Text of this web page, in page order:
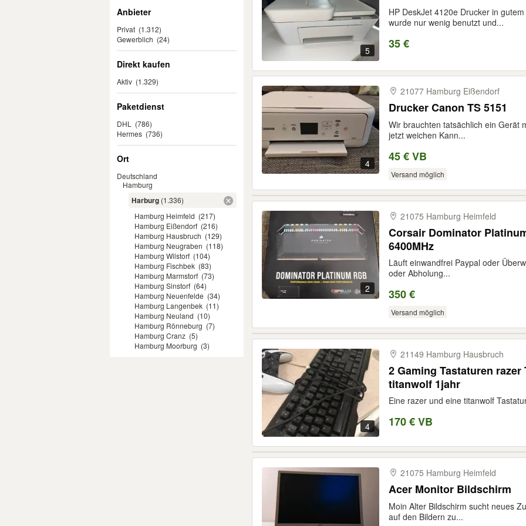
Anbieter
Privat (1.312)
Gewerblich (24)
Direkt kaufen
Aktiv (1.329)
Paketdienst
DHL
(786)
Hermes (736)
Ort
Deutschland
Hamburg
Harburg (1.336)
Hamburg Heimfeld (217)
Hamburg Eißendorf (216)
Hamburg Hausbruch (129)
Hamburg Neugraben (118)
Hamburg Wilstorf (104)
Hamburg Fischbek (83)
Hamburg Marmstorf (73)
Hamburg Sinstorf (64)
Hamburg Neuenfelde (34)
Hamburg Langenbek (11)
Hamburg Neuland (10)
Hamburg Rönneburg (7)
Hamburg Cranz (5)
Hamburg Moorburg (3)
5
HP DeskJet 4120e Drucker in
wurde nur wenig benutzt und...
35 €
4
21077 Hamburg Eißendorf
Drucker Canon TS 5151
Wir brauchten tatsächlich ein Gerät
jetzt weichen Kann...
45 € VB
Versand möglich
2
21075 Hamburg Heimfeld
Corsair Dominator
6400MHz
Läuft einwandfrei Paypal oder
oder Abholung...
350 €
Versand möglich
4
21149 Hamburg Hausbruch
2 Gaming Tastaturen
titanwolf 1jahr
Eine razer und eine titanwolf
170 € VB
21075 Hamburg Heimfeld
Acer Monitor Bildschirm
Moin Alter Bildschirm sucht neues
auf den Bildern zu...